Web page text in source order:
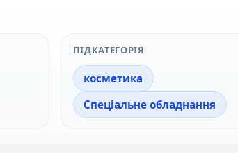
ПІДКАТЕГОРІЯ
косметика
Спеціальне обладнання